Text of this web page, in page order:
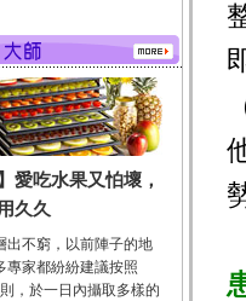
白質、脂肪、醣類...
迭香
迭香 裡頭含有咖啡
、迷迭香酸、植物...
啡
啡中的咖啡因會刺激
中樞神經系統，特別...
子
子含有糖類、脂肪、
白質、維生素及多...
愛吃水果又怕壞，
久久
出不窮，以前陣子的地
專家都紛紛建議按照
則，於一日內攝取多樣的